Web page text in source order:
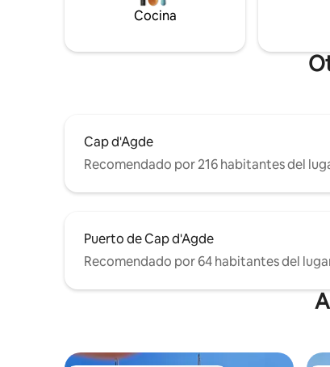
Cocina
Cap d'Agde
Recomendado por 216 habitantes del
Puerto de Cap d'Agde
Recomendado por 64 habitantes del